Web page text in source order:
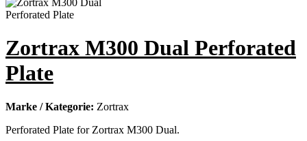
Zortrax M300 Dual Perforated
Plate
Marke / Kategorie: Zortrax
Perforated Plate for Zortrax M300 Dual.